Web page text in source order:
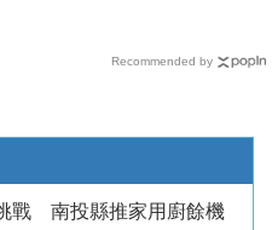
Recommended by
戰 南投縣推家用廚餘機